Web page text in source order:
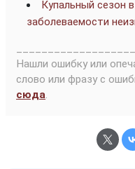
Купальный сезон
заболеваемости
Нашли ошибку или
слово или фразу с
сюда.